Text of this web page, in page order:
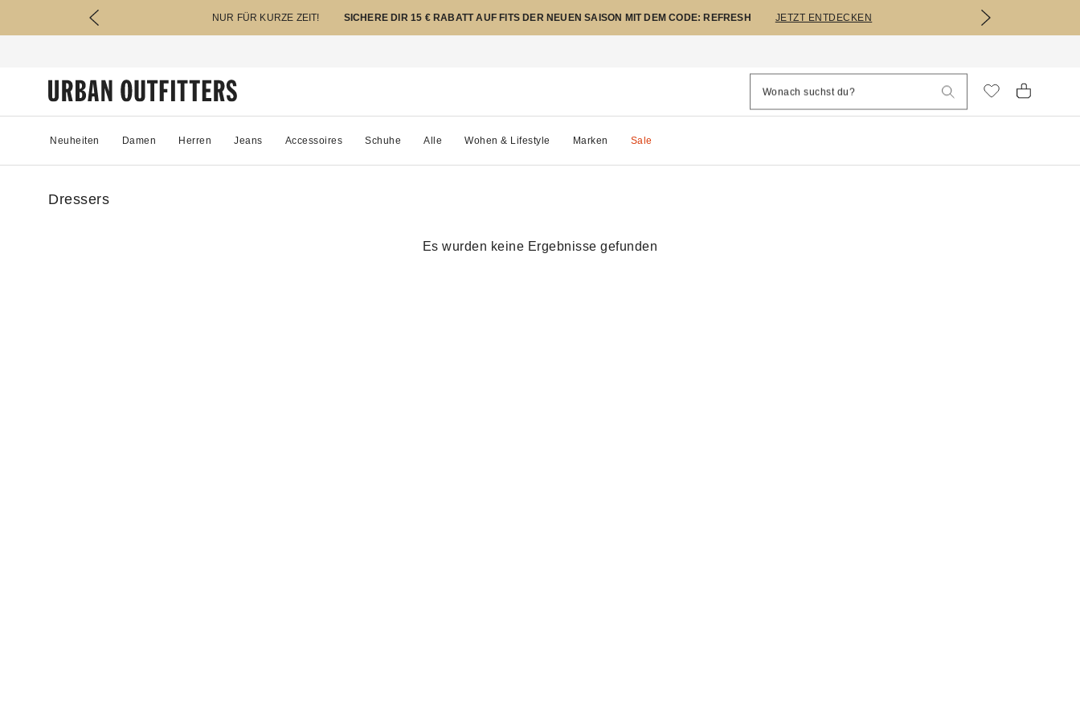
NUR FÜR KURZE ZEIT! SICHERE DIR 15 € RABATT AUF FITS DER NEUEN SAISON MIT DEM CODE: REFRESH JETZT ENTDECKEN
Neuheiten Damen Herren Jeans Accessoires Schuhe Alle Wohen & Lifestyle Marken Sale
Dressers
Es wurden keine Ergebnisse gefunden